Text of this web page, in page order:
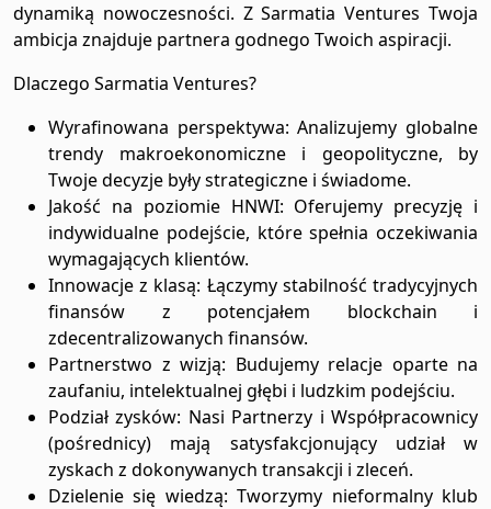
dynamiką nowoczesności. Z Sarmatia Ventures Twoja
ambicja znajduje partnera godnego Twoich aspiracji.
Dlaczego Sarmatia Ventures?
Wyrafinowana perspektywa: Analizujemy globalne
trendy makroekonomiczne i geopolityczne, by
Twoje decyzje były strategiczne i świadome.
Jakość na poziomie HNWI: Oferujemy precyzję i
indywidualne podejście, które spełnia oczekiwania
wymagających klientów.
Innowacje z klasą: Łączymy stabilność tradycyjnych
finansów z potencjałem blockchain i
zdecentralizowanych finansów.
Partnerstwo z wizją: Budujemy relacje oparte na
zaufaniu, intelektualnej głębi i ludzkim podejściu.
Podział zysków: Nasi Partnerzy i Współpracownicy
(pośrednicy) mają satysfakcjonujący udział w
zyskach z dokonywanych transakcji i zleceń.
Dzielenie się wiedzą: Tworzymy nieformalny klub